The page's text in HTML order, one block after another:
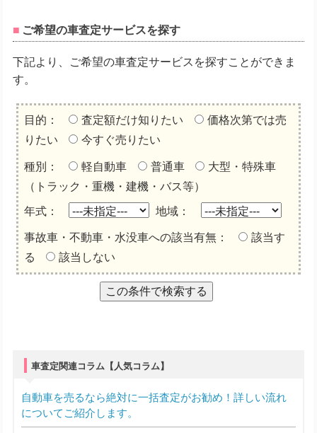
ご希望の車査定サービスを探す
下記より、ご希望の車査定サービスを探すことができま
す。
目的： 査定額だけ知りたい
価格次第では売
りたい
今すぐ売りたい
種別： 軽自動車 普通車
大型・特殊車
（トラック・重機・建機・バス等）
年式：
地域：
事故車・不動車・水没車への該当有無：
該当す
る
該当しない
車査定関連コラム【人気コラム】
自動車を売るなら絶対に一括査定がお勧め！詳しい流れ
についてご紹介します。